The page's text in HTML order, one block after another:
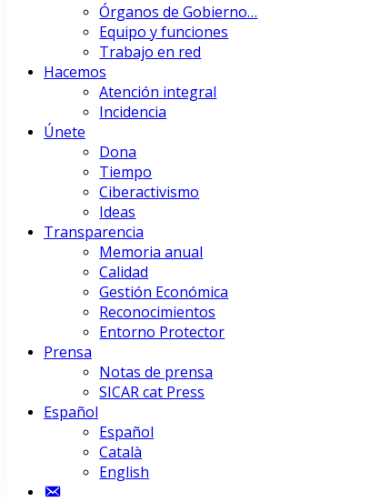
Órganos de Gobierno…
Equipo y funciones
Trabajo en red
Hacemos
Atención integral
Incidencia
Únete
Dona
Tiempo
Ciberactivismo
Ideas
Transparencia
Memoria anual
Calidad
Gestión Económica
Reconocimientos
Entorno Protector
Prensa
Notas de prensa
SICAR cat Press
Español
Español
Català
English
Contacto